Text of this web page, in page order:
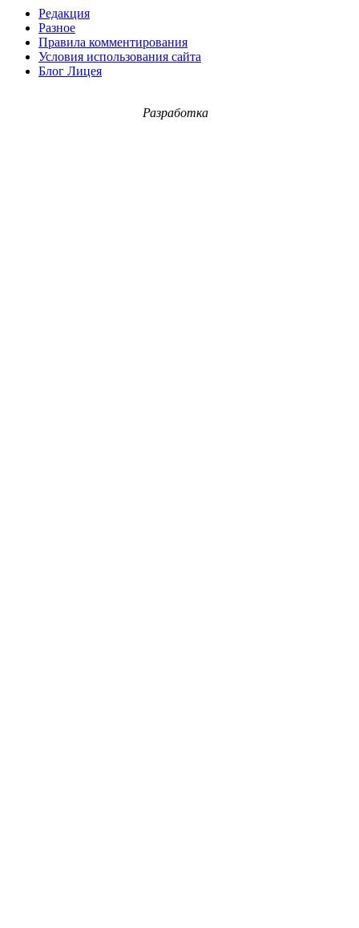
Редакция
Разное
Правила комментирования
Условия использования сайта
Блог Лицея
Разработка